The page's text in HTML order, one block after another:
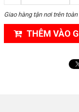
Giao hàng tận nơi trên
THÊM VÀO